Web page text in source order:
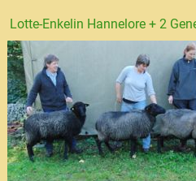
Lotte-Enkelin Hannelore + 2